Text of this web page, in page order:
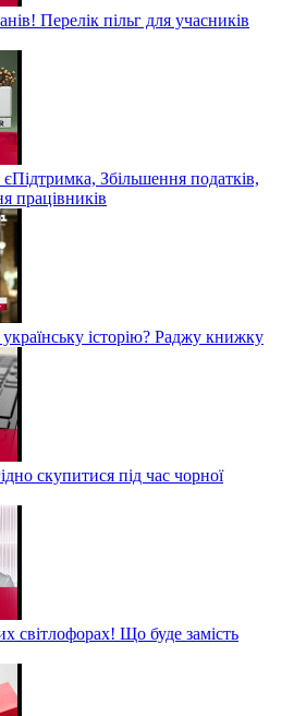
Перелік пільг для учасників
Збільшення податків,
працівників
історію? Раджу книжку
скупитися під час чорної
світлофорах! Що буде замість